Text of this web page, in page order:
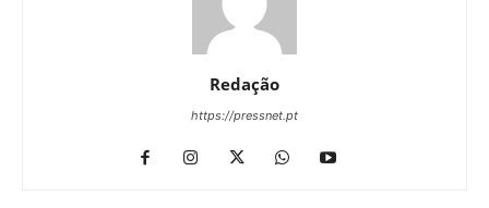
Redação
https://pressnet.pt